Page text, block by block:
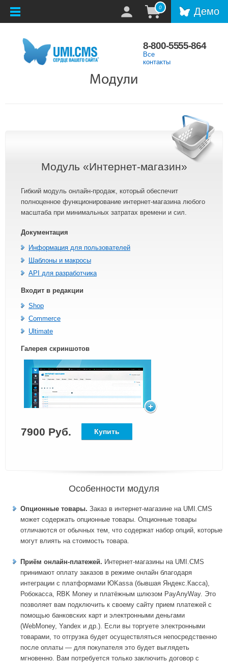
0 Демо
8-800-5555-864
Все
контакты
Модули
Модуль «Интернет-магазин»
Гибкий модуль онлайн-продаж, который обеспечит
полноценное функционирование интернет-магазина любого
масштаба при минимальных затратах времени и сил.
Документация
Информация для пользователей
Шаблоны и макросы
API для разработчика
Входит в редакции
Shop
Commerce
Ultimate
Галерея скриншотов
7900 Руб. Купить
Особенности модуля
Опционные товары. Заказ в интернет-магазине на UMI.CMS
может содержать опционные товары. Опционные товары
отличаются от обычных тем, что содержат набор опций, которые
могут влиять на стоимость товара.
Приём онлайн-платежей. Интернет-магазины на UMI.CMS
принимают оплату заказов в режиме онлайн благодаря
интеграции с платформами ЮKassa (бывшая Яндекс.Касса),
Робокасса, RBK Money и платёжным шлюзом PayAnyWay. Это
позволяет вам подключить к своему сайту прием платежей с
помощью банковских карт и электронными деньгами
(WebMoney, Yandex и др.). Если вы торгуете электронными
товарами, то отгрузка будет осуществляться непосредственно
после оплаты — для покупателя это будет выглядеть
мгновенно. Вам потребуется только заключить договор с